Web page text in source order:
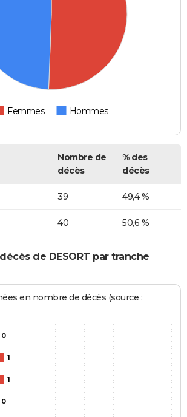
Femmes Hommes
Nombre de
décès
% des
décès
39 49,4 %
40 50,6 %
de DESORT par tranche
en nombre de décès (source :
0
1
1
0